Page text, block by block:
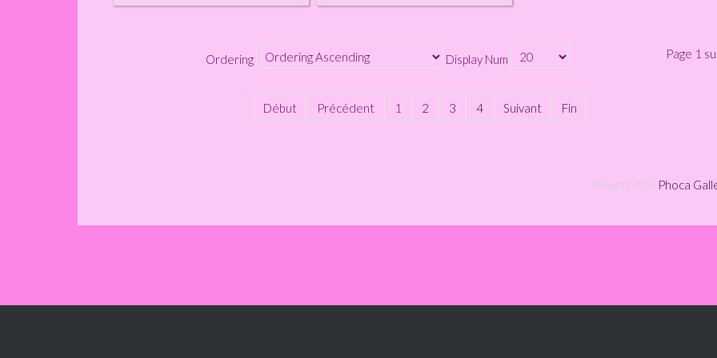
Ordering Display Num Page 1
Début Précédent 1 2 3 4 Suivant Fin
Powered by Phoca